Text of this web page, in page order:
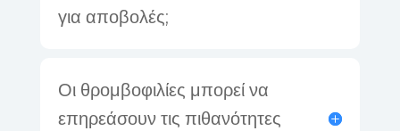
για αποβολές;
Οι θρομβοφιλίες μπορεί να
επηρεάσουν τις πιθανότητες